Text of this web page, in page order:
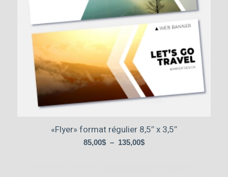
«Flyer» format régulier 8,5″ x 3,5″
85,00$ – 135,00$Plage